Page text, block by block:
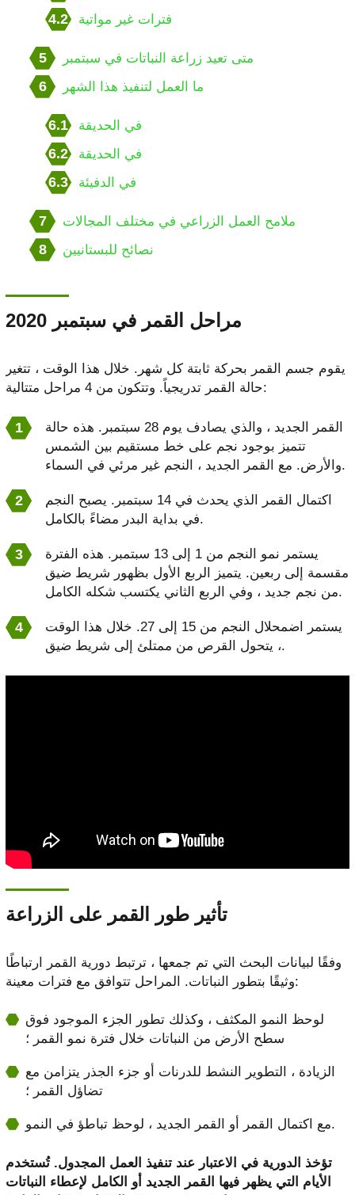
4.2 فترات غير مواتية
5 متى تعيد زراعة النباتات في سبتمبر
6 ما العمل لتنفيذ هذا الشهر
6.1 في الحديقة
6.2 في الحديقة
6.3 في الدفيئة
7 ملامح العمل الزراعي في مختلف المجالات
8 نصائح للبستانيين
مراحل القمر في سبتمبر 2020
يقوم جسم القمر بحركة ثابتة كل شهر. خلال هذا الوقت ، تتغير
حالة القمر تدريجياً. وتتكون من 4 مراحل متتالية:
القمر الجديد ، والذي يصادف يوم 28 سبتمبر. هذه حالة
تتميز بوجود نجم على خط مستقيم بين الشمس
والأرض. مع القمر الجديد ، النجم غير مرئي في السماء.
اكتمال القمر الذي يحدث في 14 سبتمبر. يصبح النجم
في بداية البدر مضاءً بالكامل.
يستمر نمو النجم من 1 إلى 13 سبتمبر. هذه الفترة
مقسمة إلى ربعين. يتميز الربع الأول بظهور شريط ضيق
من نجم جديد ، وفي الربع الثاني يكتسب شكله الكامل.
يستمر اضمحلال النجم من 15 إلى 27. خلال هذا الوقت
، يتحول القرص من ممتلئ إلى شريط ضيق.
تأثير طور القمر على الزراعة
وفقًا لبيانات البحث التي تم جمعها ، ترتبط دورية القمر ارتباطًا
وثيقًا بتطور النباتات. المراحل تتوافق مع فترات معينة:
لوحظ النمو المكثف ، وكذلك تطور الجزء الموجود فوق
سطح الأرض من النباتات خلال فترة نمو القمر ؛
الزيادة ، التطوير النشط للدرنات أو جزء الجذر يتزامن مع
تضاؤل ​​القمر ؛
مع اكتمال القمر أو القمر الجديد ، لوحظ تباطؤ في النمو.
تؤخذ الدورية في الاعتبار عند تنفيذ العمل المجدول. تُستخدم
الأيام التي يظهر فيها القمر الجديد أو الكامل لإعطاء النباتات